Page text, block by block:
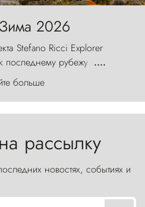
2026
Stefano Ricci Explorer
последнему рубежу
мира, где ветер с
ваяет ландшафт, а пики
каменные стражи,
....
больше
рассылку
новостях, событиях и